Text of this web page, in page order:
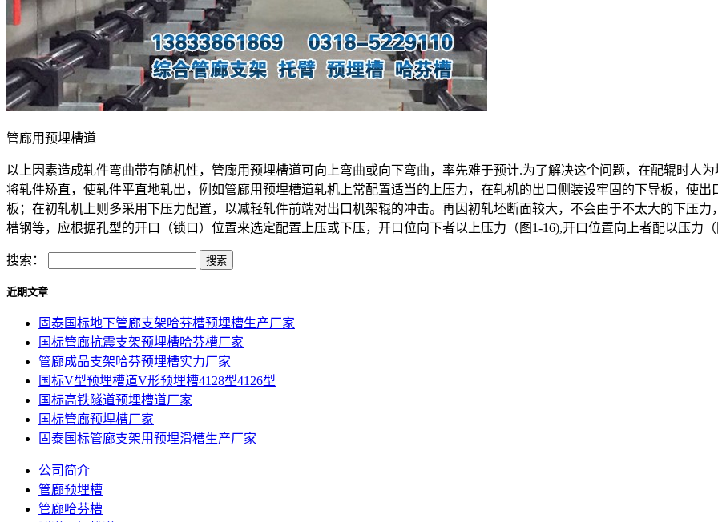
管廊用预埋槽道
以上因素造成轧件弯曲带有随机性，管廊用预埋槽道可向上弯曲或向下弯曲，率先难于预计.为了解决这个问题，在配辊时人
将轧件矫直，使轧件平直地轧出，例如管廊用预埋槽道轧机上常配置适当的上压力，在轧机的出口侧装设牢固的下导板，使
板；在初轧机上则多采用下压力配置，以减轻轧件前端对出口机架辊的冲击。再因初轧坯断面较大，不会由于不太大的下压力
槽钢等，应根据孔型的开口（锁口）位置来选定配置上压或下压，开口位向下者以上压力（图1-16),开口位置向上者配以压力（
搜索：
近期文章
固泰国标地下管廊支架哈芬槽预埋槽生产厂家
国标管廊抗震支架预埋槽哈芬槽厂家
管廊成品支架哈芬预埋槽实力厂家
国标V型预埋槽道V形预埋槽4128型4126型
国标高铁隧道预埋槽道厂家
国标管廊预埋槽厂家
固泰国标管廊支架用预埋滑槽生产厂家
公司简介
管廊预埋槽
管廊哈芬槽